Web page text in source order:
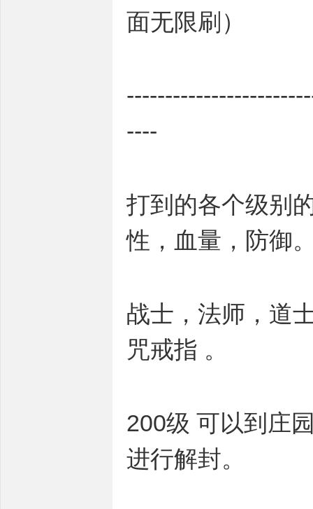
面无限刷）
----
打到的各个级别
性，血量，防御
战士，法师，道
咒戒指 。
200级 可以到庄
进行解封。